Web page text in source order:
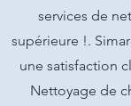
services de
supérieure !.
une satisfaction
Nettoyage de